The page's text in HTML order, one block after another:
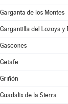
Garganta de los Montes
Gargantilla del Lozoya y
Gascones
Getafe
Griñón
Guadalix de la Sierra